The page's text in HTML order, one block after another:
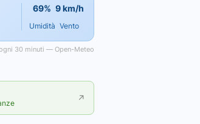
69%
Umidità
9 km/h
Vento
30 minuti — Open-Meteo
↗